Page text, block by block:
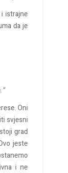
i istrajne
da je
Oni
svjesni
grad
jeste
i ne